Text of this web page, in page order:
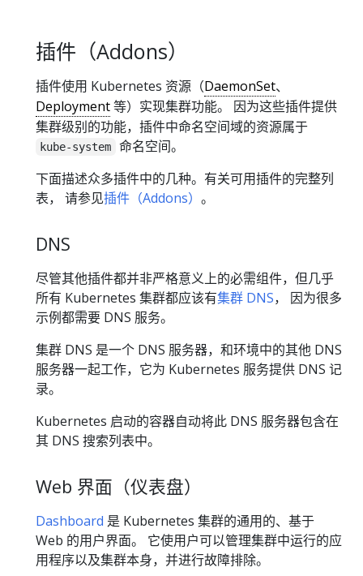
插件（Addons）
插件使用 Kubernetes 资源（DaemonSet、
Deployment等）实现集群功能。 因为这些插件提供
集群级别的功能，插件中命名空间域的资源属于
kube-system
命名空间。
下面描述众多插件中的几种。有关可用插件的完整列
表， 请参见插件（Addons） 。
DNS
尽管其他插件都并非严格意义上的必需组件，但几乎
所有 Kubernetes 集群都应该有集群 DNS， 因为很多
示例都需要 DNS 服务。
集群 DNS 是一个 DNS 服务器，和环境中的其他 DNS
服务器一起工作，它为 Kubernetes 服务提供 DNS 记
录。
Kubernetes 启动的容器自动将此 DNS 服务器包含在
其 DNS 搜索列表中。
Web 界面（仪表盘）
Dashboard 是 Kubernetes 集群的通用的、基于
Web 的用户界面。 它使用户可以管理集群中运行的应
用程序以及集群本身，并进行故障排除。